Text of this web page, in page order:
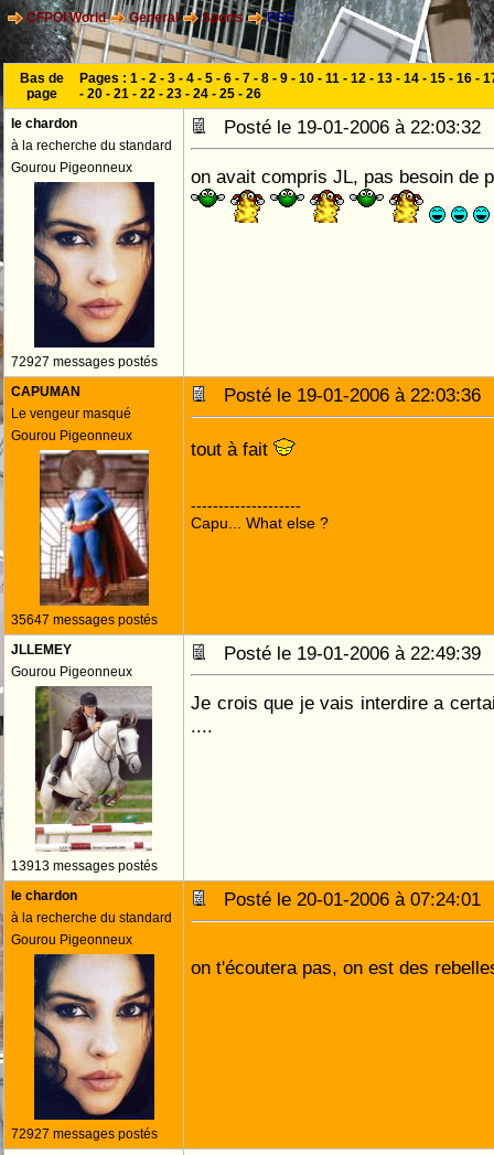
CFPOI World General Sports PSG
Bas de
page
Pages : 1 - 2 - 3 - 4 - 5 - 6 - 7 - 8 - 9 - 10 - 11 - 12 - 13 - 14 - 15 - 16 -
- 20 - 21 - 22 - 23 - 24 - 25 - 26
le chardon
à la recherche du standard
Gourou Pigeonneux
72927 messages postés
Posté le 19-01-2006 à
on avait compris JL, pas besoin de
CAPUMAN
Le vengeur masqué
Gourou Pigeonneux
35647 messages postés
Posté le 19-01-2006 à
tout à fait
--------------------
Capu... What else ?
JLLEMEY
Gourou Pigeonneux
13913 messages postés
Posté le 19-01-2006 à
Je crois que je vais interdire a
....
le chardon
à la recherche du standard
Gourou Pigeonneux
72927 messages postés
Posté le 20-01-2006 à
on t'écoutera pas, on est des